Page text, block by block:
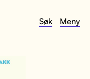
Søk Meny